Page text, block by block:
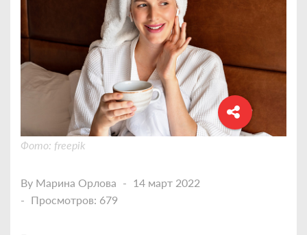
Фото: freepik
By Марина Орлова
14 март 2022
Просмотров: 679